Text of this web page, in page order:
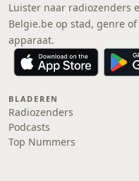
Luister naar radiozenders
Belgie.be op stad, genre
apparaat.
BLADEREN
Radiozenders
Podcasts
Top Nummers